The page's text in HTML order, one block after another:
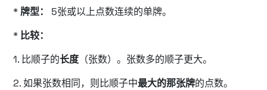
* 牌型：
5张或以上点数连续的单牌。
* 比较：
1. 比顺子的长度 （张数）。张数多的顺子更大。
2. 如果张数相同，则比顺子中最大的那张牌的点数。